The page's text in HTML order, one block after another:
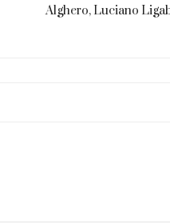
Alghero, Luciano